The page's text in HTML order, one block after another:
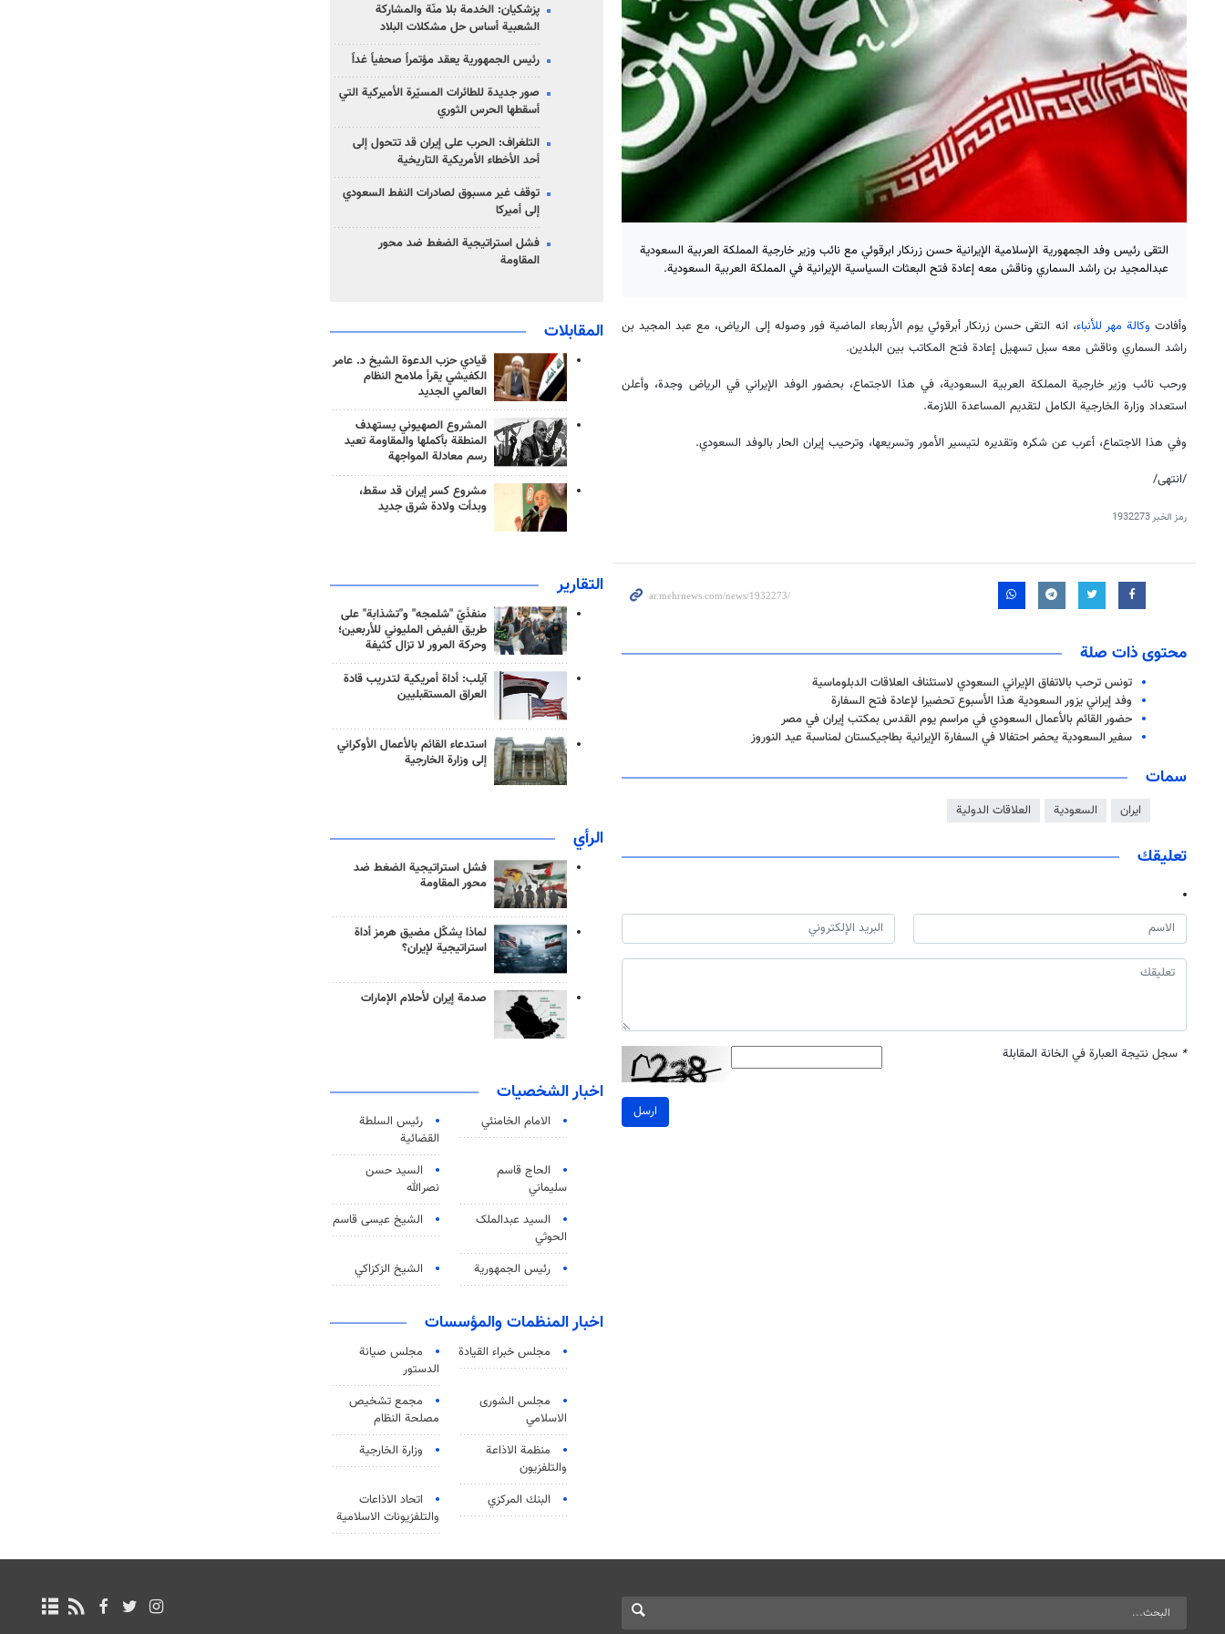
التقى رئيس وفد الجمهورية الإسلامية الإيرانية حسن زرنكار ابرقوئي مع نائب وزير خارجية المملكة العربية السعودية
عبدالمجيد بن راشد السماري وناقش معه إعادة فتح البعثات السياسية الإيرانية في المملكة العربية السعودية.
وأفادت وكالة مهر للأنباء، انه التقى حسن زرنكار أبرقوئي يوم الأربعاء الماضية فور وصوله إلى الرياض، مع عبد المجيد بن
راشد السماري وناقش معه سبل تسهيل إعادة فتح المكاتب بين البلدين.
ورحب نائب وزير خارجية المملكة العربية السعودية، في هذا الاجتماع، بحضور الوفد الإيراني في الرياض وجدة، وأعلن
استعداد وزارة الخارجية الكامل لتقديم المساعدة اللازمة.
وفي هذا الاجتماع، أعرب عن شكره وتقديره لتيسير الأمور وتسريعها، وترحيب إيران الحار بالوفد السعودي.
/انتهى/
رمز الخبر1932273
محتوى ذات صلة
تونس ترحب بالاتفاق الإيراني السعودي لاستئناف العلاقات الدبلوماسية
وفد إيراني یزور السعودية هذا الأسبوع تحضیرا لإعادة فتح السفارة
حضور القائم بالأعمال السعودي في مراسم يوم القدس بمكتب إيران في مصر
سفير السعودية يحضر احتفالا في السفارة الإيرانية بطاجيكستان لمناسبة عيد النوروز
سمات
ايران السعودية العلاقات الدولية
تعليقك
* سجل نتيجة العبارة في الخانة المقابلة
ارسل
پزشکیان: الخدمة بلا منّة والمشاركة
الشعبية أساس حل مشكلات البلاد
رئيس الجمهورية يعقد مؤتمراً صحفياً غداً
صور جديدة للطائرات المسيّرة الأميركية التي
أسقطها الحرس الثوري
التلغراف: الحرب على إيران قد تتحول إلى
أحد الأخطاء الأمريكية التاريخية
توقف غير مسبوق لصادرات النفط السعودي
إلى أميركا
فشل استراتيجية الضغط ضد محور
المقاومة
المقابلات
قيادي حزب الدعوة الشيخ د. عامر
الكفيشي يقرأ ملامح النظام
العالمي الجديد
المشروع الصهيوني يستهدف
المنطقة بأكملها والمقاومة تعيد
رسم معادلة المواجهة
مشروع كسر إيران قد سقط،
وبدأت ولادة شرق جديد
التقارير
منفذَيّ "شلمجه" و"تشذابة" على
طريق الفيض المليوني للأربعين؛
وحركة المرور لا تزال كثيفة
آيلب: أداة أمريكية لتدريب قادة
العراق المستقبليين
استدعاء القائم بالأعمال الأوكراني
إلى وزارة الخارجية
الرأي
فشل استراتيجية الضغط ضد
محور المقاومة
لماذا يشكّل مضيق هرمز أداة
استراتيجية لإيران؟
صدمة إيران لأحلام الإمارات
اخبار الشخصيات
الامام الخامنئي
رئیس السلطة
القضائیة
الحاج قاسم
سليماني
السيد حسن
نصرالله
السید عبدالملک
الحوثي
الشيخ عيسى قاسم
رئيس الجمهورية الشيخ الزكزاكي
اخبار المنظمات والمؤسسات
مجلس خبراء القيادة
مجلس صيانة
الدستور
مجلس الشورى
الاسلامي
مجمع تشخيص
مصلحة النظام
منظمة الاذاعة
والتلفزیون
وزارة الخارجية
البنك المركزي
اتحاد الاذاعات
والتلفزيونات الاسلامية